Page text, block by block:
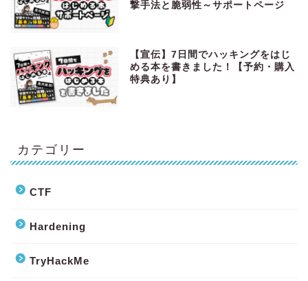
撃手法と脆弱性～サポートページ
【宣伝】7日間でハッキングをはじ
める本を書きました！【予約・購入
特典あり】
カテゴリー
CTF
Hardening
TryHackMe